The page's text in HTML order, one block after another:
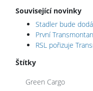
Související novinky
Stadler bude
První
RSL pořizuje
Štítky
Green Cargo